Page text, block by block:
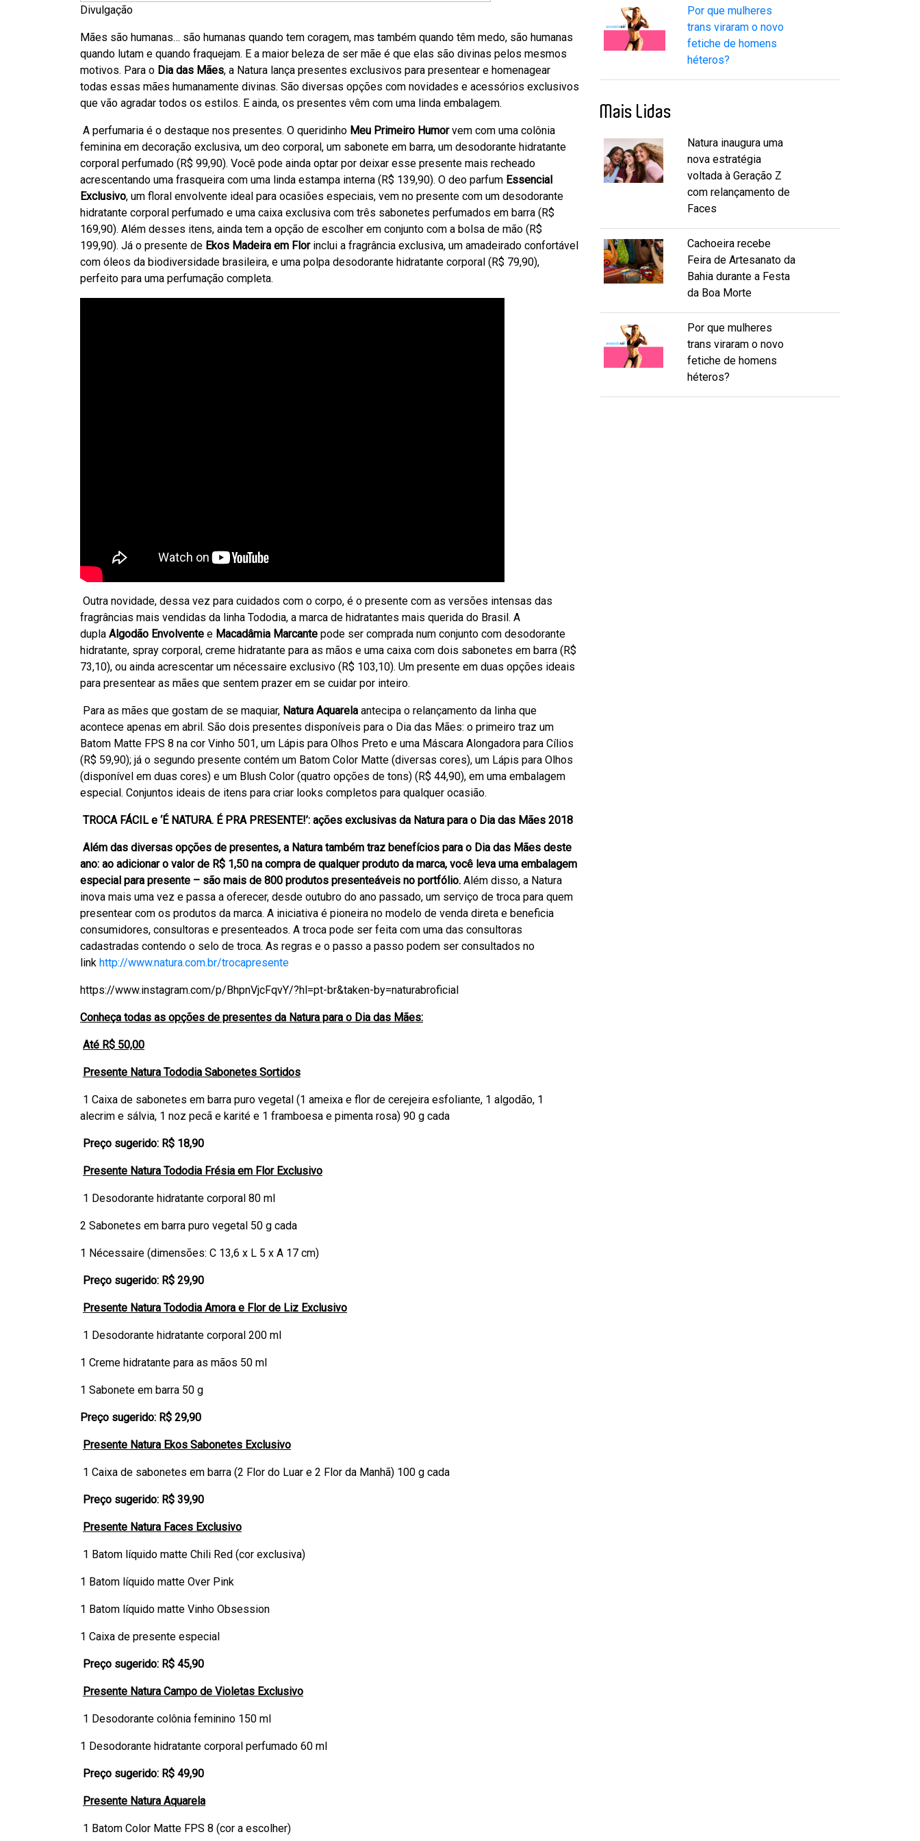
Divulgação
Mães são humanas… são humanas quando tem coragem, mas também quando têm medo, são humanas
quando lutam e quando fraquejam. E a maior beleza de ser mãe é que elas são divinas pelos mesmos
motivos. Para o Dia das Mães, a Natura lança presentes exclusivos para presentear e homenagear
todas essas mães humanamente divinas. São diversas opções com novidades e acessórios exclusivos
que vão agradar todos os estilos. E ainda, os presentes vêm com uma linda embalagem.
A perfumaria é o destaque nos presentes. O queridinho Meu Primeiro Humorvem com uma colônia
feminina em decoração exclusiva, um deo corporal, um sabonete em barra, um desodorante hidratante
corporal perfumado (R$ 99,90). Você pode ainda optar por deixar esse presente mais recheado
acrescentando uma frasqueira com uma linda estampa interna (R$ 139,90). O deo parfum Essencial
Exclusivo, um floral envolvente ideal para ocasiões especiais, vem no presente com um desodorante
hidratante corporal perfumado e uma caixa exclusiva com três sabonetes perfumados em barra (R$
169,90). Além desses itens, ainda tem a opção de escolher em conjunto com a bolsa de mão (R$
199,90). Já o presente de Ekos Madeira em Florinclui a fragrância exclusiva, um amadeirado confortável
com óleos da biodiversidade brasileira, e uma polpa desodorante hidratante corporal (R$ 79,90),
perfeito para uma perfumação completa.
Outra novidade, dessa vez para cuidados com o corpo, é o presente com as versões intensas das
fragrâncias mais vendidas da linha Tododia, a marca de hidratantes mais querida do Brasil. A
dupla Algodão Envolvente e Macadâmia Marcante pode ser comprada num conjunto com desodorante
hidratante, spray corporal, creme hidratante para as mãos e uma caixa com dois sabonetes em barra (R$
73,10), ou ainda acrescentar um nécessaire exclusivo (R$ 103,10). Um presente em duas opções ideais
para presentear as mães que sentem prazer em se cuidar por inteiro.
Para as mães que gostam de se maquiar, Natura Aquarela antecipa o relançamento da linha que
acontece apenas em abril. São dois presentes disponíveis para o Dia das Mães: o primeiro traz um
Batom Matte FPS 8 na cor Vinho 501, um Lápis para Olhos Preto e uma Máscara Alongadora para Cílios
(R$ 59,90); já o segundo presente contém um Batom Color Matte (diversas cores), um Lápis para Olhos
(disponível em duas cores) e um Blush Color (quatro opções de tons) (R$ 44,90), em uma embalagem
especial. Conjuntos ideais de itens para criar looks completos para qualquer ocasião.
TROCA FÁCIL e ‘É NATURA. É PRA PRESENTE!’: ações exclusivas da Natura para o Dia das Mães 2018
Além das diversas opções de presentes, a Natura também traz benefícios para o Dia das Mães deste
ano: ao adicionar o valor de R$ 1,50 na compra de qualquer produto da marca, você leva uma embalagem
especial para presente – são mais de 800 produtos presenteáveis no portfólio. Além disso, a Natura
inova mais uma vez e passa a oferecer, desde outubro do ano passado, um serviço de troca para quem
presentear com os produtos da marca. A iniciativa é pioneira no modelo de venda direta e beneficia
consumidores, consultoras e presenteados. A troca pode ser feita com uma das consultoras
cadastradas contendo o selo de troca. As regras e o passo a passo podem ser consultados no
link http://www.natura.com.br/trocapresente
https://www.instagram.com/p/BhpnVjcFqvY/?hl=pt-br&taken-by=naturabroficial
Conheça todas as opções de presentes da Natura para o Dia das Mães:
Até R$ 50,00
Presente Natura Tododia Sabonetes Sortidos
1 Caixa de sabonetes em barra puro vegetal (1 ameixa e flor de cerejeira esfoliante, 1 algodão, 1
alecrim e sálvia, 1 noz pecã e karité e 1 framboesa e pimenta rosa) 90 g cada
Preço sugerido: R$ 18,90
Presente Natura Tododia Frésia em Flor Exclusivo
1 Desodorante hidratante corporal 80 ml
2 Sabonetes em barra puro vegetal 50 g cada
1 Nécessaire (dimensões: C 13,6 x L 5 x A 17 cm)
Preço sugerido: R$ 29,90
Presente Natura Tododia Amora e Flor de Liz Exclusivo
1 Desodorante hidratante corporal 200 ml
1 Creme hidratante para as mãos 50 ml
1 Sabonete em barra 50 g
Preço sugerido: R$ 29,90
Presente Natura Ekos Sabonetes Exclusivo
1 Caixa de sabonetes em barra (2 Flor do Luar e 2 Flor da Manhã) 100 g cada
Preço sugerido: R$ 39,90
Presente Natura Faces Exclusivo
1 Batom líquido matte Chili Red (cor exclusiva)
1 Batom líquido matte Over Pink
1 Batom líquido matte Vinho Obsession
1 Caixa de presente especial
Preço sugerido: R$ 45,90
Presente Natura Campo de Violetas Exclusivo
1 Desodorante colônia feminino 150 ml
1 Desodorante hidratante corporal perfumado 60 ml
Preço sugerido: R$ 49,90
Presente Natura Aquarela
1 Batom Color Matte FPS 8 (cor a escolher)
Por que mulheres
trans viraram o novo
fetiche de homens
héteros?
Mais Lidas
Natura inaugura uma
nova estratégia
voltada à Geração Z
com relançamento de
Faces
Cachoeira recebe
Feira de Artesanato da
Bahia durante a Festa
da Boa Morte
Por que mulheres
trans viraram o novo
fetiche de homens
héteros?